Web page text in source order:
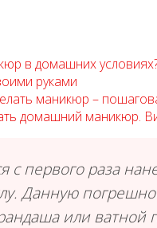
в домашних
руками
маникюр –
домашний маникюр.
с первого раза
Данную
или ватной